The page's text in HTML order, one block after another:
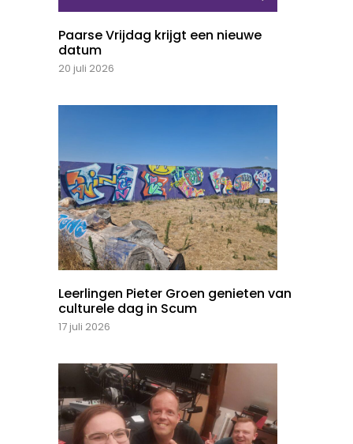
Paarse Vrijdag krijgt een nieuwe
datum
20 juli 2026
Leerlingen Pieter Groen genieten van
culturele dag in Scum
17 juli 2026